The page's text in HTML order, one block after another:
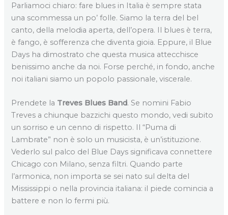
Parliamoci chiaro: fare blues in Italia è sempre stata
una scommessa un po’ folle. Siamo la terra del bel
canto, della melodia aperta, dell’opera. Il blues è terra,
è fango, è sofferenza che diventa gioia. Eppure, il Blue
Days ha dimostrato che questa musica attecchisce
benissimo anche da noi. Forse perché, in fondo, anche
noi italiani siamo un popolo passionale, viscerale.
Prendete la Treves Blues Band. Se nomini Fabio
Treves a chiunque bazzichi questo mondo, vedi subito
un sorriso e un cenno di rispetto. Il “Puma di
Lambrate” non è solo un musicista, è un’istituzione.
Vederlo sul palco del Blue Days significava connettere
Chicago con Milano, senza filtri. Quando parte
l’armonica, non importa se sei nato sul delta del
Mississippi o nella provincia italiana: il piede comincia a
battere e non lo fermi più.